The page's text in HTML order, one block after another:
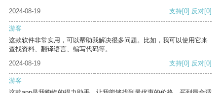
2024-08-19 支持[0] 反对[0]
游客
这款软件非常实用，可以帮助我解决很多问题。比如，我可以使用它来
查找资料、翻译语言、编写代码等。
2024-08-19
支持[0] 反对[0]
游客